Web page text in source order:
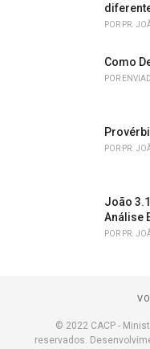
POR PR.
Como
POR
POR PR.
João
Análise
POR PR.
© 2022 CACP -
reservados.